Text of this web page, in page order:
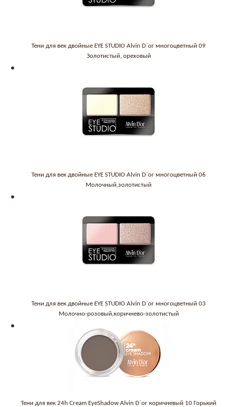
Тени для век двойные EYE STUDIO Alvin D`or многоцветный 09
Золотистый, ореховый
Тени для век двойные EYE STUDIO Alvin D`or многоцветный 06
Молочный,золотистый
Тени для век двойные EYE STUDIO Alvin D`or многоцветный 03
Молочно-розовый,коричнево-золотистый
Тени для век 24h Cream EyeShadow Alvin D`or коричневый 10 Горький